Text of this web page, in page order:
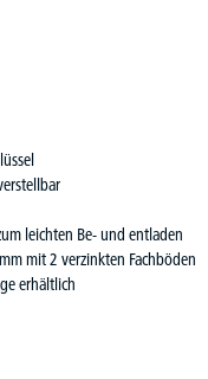
leichten Be- und entladen
mit 2 verzinkten Fachböden
erhältlich